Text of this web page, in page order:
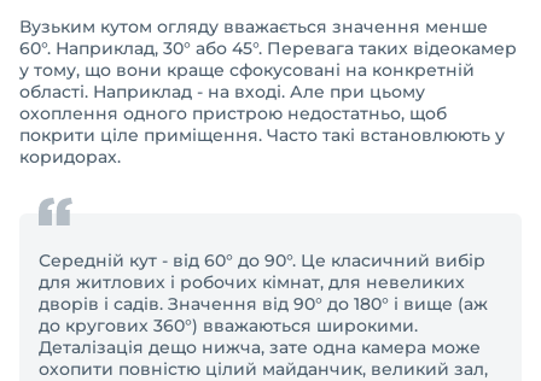
Вузьким кутом огляду вважається значення менше
60°. Наприклад, 30° або 45°. Перевага таких відеокамер
у тому, що вони краще сфокусовані на конкретній
області. Наприклад - на вході. Але при цьому
охоплення одного пристрою недостатньо, щоб
покрити ціле приміщення. Часто такі встановлюють у
коридорах.
Середній кут - від 60° до 90°. Це класичний вибір
для житлових і робочих кімнат, для невеликих
дворів і садів. Значення від 90° до 180° і вище (аж
до кругових 360°) вважаються широкими.
Деталізація дещо нижча, зате одна камера може
охопити повністю цілий майданчик, великий зал,